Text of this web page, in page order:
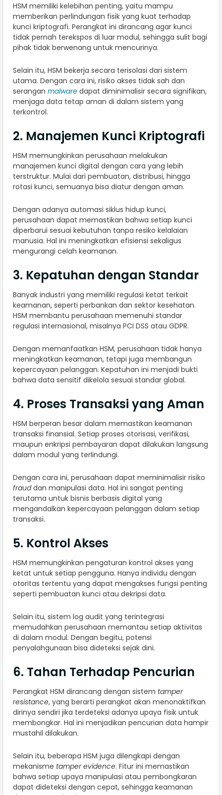
HSM memiliki kelebihan penting, yaitu mampu
memberikan perlindungan fisik yang kuat terhadap
kunci kriptografi. Perangkat ini dirancang agar kunci
tidak pernah terekspos di luar modul, sehingga sulit bagi
pihak tidak berwenang untuk mencurinya.
Selain itu, HSM bekerja secara terisolasi dari sistem
utama. Dengan cara ini, risiko akses tidak sah dan
serangan malware dapat diminimalisir secara signifikan,
menjaga data tetap aman di dalam sistem yang
terkontrol.
2. Manajemen Kunci Kriptografi
HSM memungkinkan perusahaan melakukan
manajemen kunci digital dengan cara yang lebih
terstruktur. Mulai dari pembuatan, distribusi, hingga
rotasi kunci, semuanya bisa diatur dengan aman.
Dengan adanya automasi siklus hidup kunci,
perusahaan dapat memastikan bahwa setiap kunci
diperbarui sesuai kebutuhan tanpa resiko kelalaian
manusia. Hal ini meningkatkan efisiensi sekaligus
mengurangi celah keamanan.
3. Kepatuhan dengan Standar
Banyak industri yang memiliki regulasi ketat terkait
keamanan, seperti perbankan dan sektor kesehatan.
HSM membantu perusahaan memenuhi standar
regulasi internasional, misalnya PCI DSS atau GDPR.
Dengan memanfaatkan HSM, perusahaan tidak hanya
meningkatkan keamanan, tetapi juga membangun
kepercayaan pelanggan. Kepatuhan ini menjadi bukti
bahwa data sensitif dikelola sesuai standar global.
4. Proses Transaksi yang Aman
HSM berperan besar dalam memastikan keamanan
transaksi finansial. Setiap proses otorisasi, verifikasi,
maupun enkripsi pembayaran dapat dilakukan langsung
dalam modul yang terlindungi.
Dengan cara ini, perusahaan dapat meminimalisir risiko
frauddan manipulasi data. Hal ini sangat penting
terutama untuk bisnis berbasis digital yang
mengandalkan kepercayaan pelanggan dalam setiap
transaksi.
5. Kontrol Akses
HSM memungkinkan pengaturan kontrol akses yang
ketat untuk setiap pengguna. Hanya individu dengan
otoritas tertentu yang dapat mengakses fungsi penting
seperti pembuatan kunci atau dekripsi data.
Selain itu, sistem log audit yang terintegrasi
memudahkan perusahaan memantau setiap aktivitas
di dalam modul. Dengan begitu, potensi
penyalahgunaan bisa dideteksi sejak dini.
6. Tahan Terhadap Pencurian
Perangkat HSM dirancang dengan sistem tamper
resistance, yang berarti perangkat akan menonaktifkan
dirinya sendiri jika terdeteksi adanya upaya fisik untuk
membongkar. Hal ini menjadikan pencurian data hampir
mustahil dilakukan.
Selain itu, beberapa HSM juga dilengkapi dengan
mekanisme tamper evidence. Fitur ini memastikan
bahwa setiap upaya manipulasi atau pembongkaran
dapat dideteksi dengan cepat, sehingga keamanan